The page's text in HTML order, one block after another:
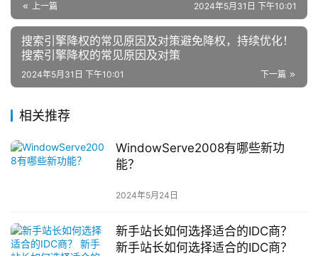
上一篇 2024年5月31日 下午10:01
搜索引擎降权的常见原因及对策避免降权，持续优化！
搜索引擎降权的常见原因及对策
下一篇
2024年5月31日 下午10:01
相关推荐
WindowServe2008有哪些新功
能？
2024年5月24日
新手站长如何选择适合的IDC商？
新手站长如何选择适合的IDC商？